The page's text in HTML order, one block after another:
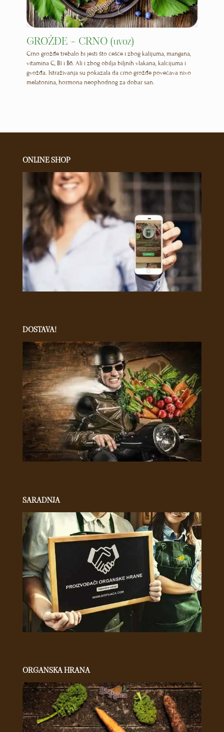
GROŽĐE – CRNO (uvoz)
Crno grožđe trebalo bi jesti što češće i zbog kalijuma, mangana,
vitamina C, B1 i B6. Ali i zbog obilja biljnih vlakana, kalcijuma i
gvožđa. Istraživanja su pokazala da crno grožđe povećava nivo
melatonina, hormona neophodnog za dobar san.
ONLINE SHOP
DOSTAVA!
SARADNJA
ORGANSKA HRANA